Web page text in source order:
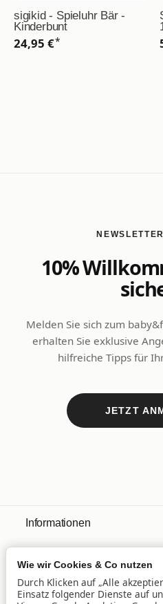
sigikid - Spieluhr Bär -
Kinderbunt
24,95 €*
10%
Melden Sie sich zum
erhalten Sie exklusive
hilfreiche Tipps für
JETZT
Informationen
Mehr über
Wie wir Cookies & Co nutzen
Durch Klicken auf „Alle
Einsatz folgender Dienste auf